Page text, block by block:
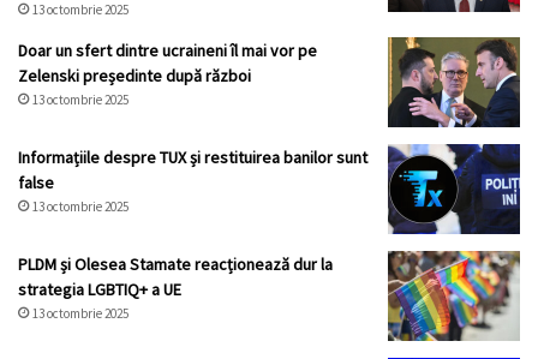
13 octombrie 2025
Doar un sfert dintre ucraineni îl mai vor pe
Zelenski președinte după război
13 octombrie 2025
Informațiile despre TUX și restituirea banilor sunt
false
13 octombrie 2025
PLDM și Olesea Stamate reacționează dur la
strategia LGBTIQ+ a UE
13 octombrie 2025